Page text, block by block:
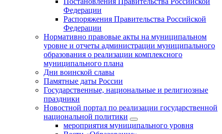
Федерации
Распоряжения Правительства Российской
Федерации
Нормативно правовые акты на муниципальном
уровне и отчеты администрации муниципального
образования о реализации комплексного
муниципального плана
Дни воинской славы
Памятные даты России
Государственные, национальные и религиозные
праздники
Новостной портал по реализации государственной
национальной политики
мероприятия муниципального уровня